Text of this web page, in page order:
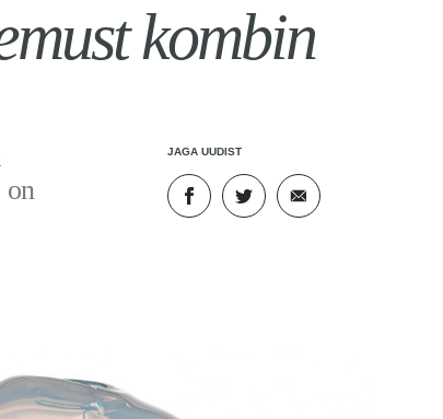
kombin
on
JAGA UUDIST